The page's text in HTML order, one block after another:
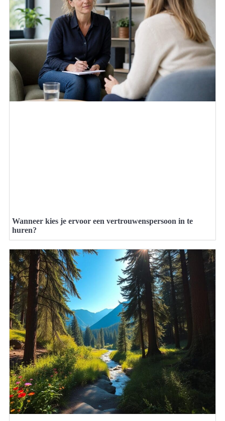
Wanneer kies je ervoor een vertrouwenspersoon in te
huren?